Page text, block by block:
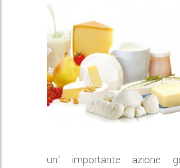
un’ importante azione